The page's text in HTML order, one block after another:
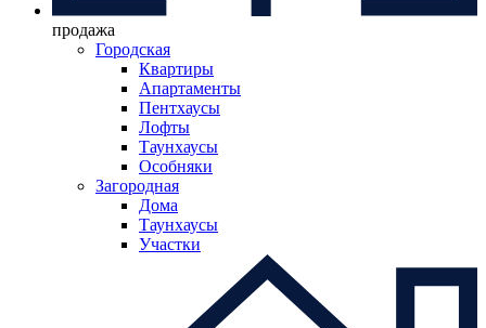
продажа
Городская
Квартиры
Апартаменты
Пентхаусы
Лофты
Таунхаусы
Особняки
Загородная
Дома
Таунхаусы
Участки